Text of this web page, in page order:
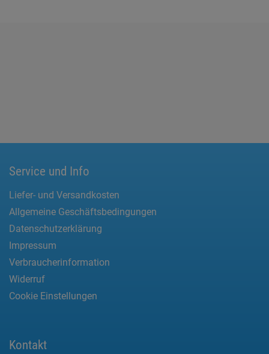
Service und Info
Liefer- und Versandkosten
Allgemeine Geschäftsbedingungen
Datenschutzerklärung
Impressum
Verbraucherinformation
Widerruf
Cookie Einstellungen
Kontakt